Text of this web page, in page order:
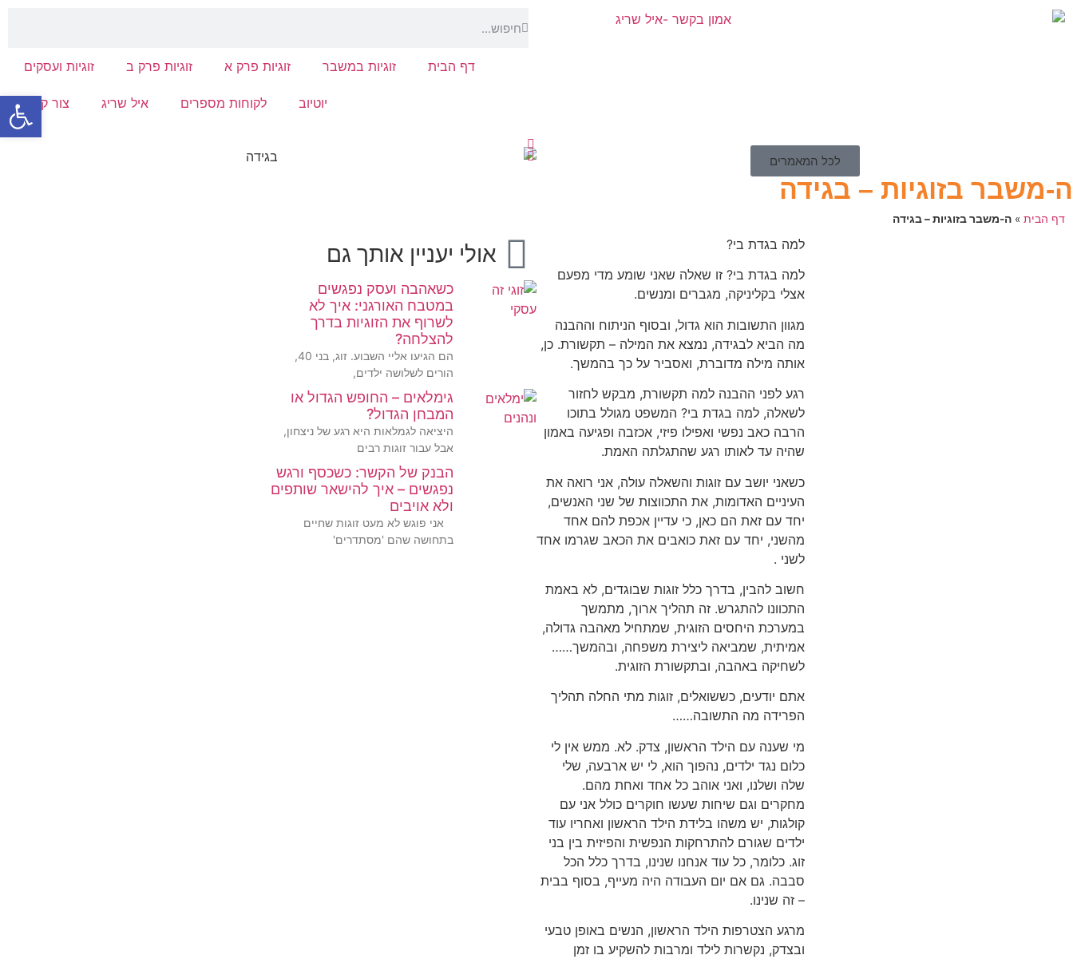
דף הבית זוגיות במשבר זוגיות פרק א זוגיות פרק ב זוגיות ועסקים
יוטיוב לקוחות מספרים איל שריג צור קשר
לכל המאמרים
ה-משבר בזוגיות – בגידה
דף הבית » ה-משבר בזוגיות – בגידה
למה בגדת בי?
למה בגדת בי? זו שאלה שאני שומע מדי מפעם
אצלי בקליניקה, מגברים ומנשים.
מגוון התשובות הוא גדול, ובסוף הניתוח וההבנה
מה הביא לבגידה, נמצא את המילה – תקשורת. כן,
אותה מילה מדוברת, ואסביר על כך בהמשך.
רגע לפני ההבנה למה תקשורת, מבקש לחזור
לשאלה, למה בגדת בי? המשפט מגולל בתוכו
הרבה כאב נפשי ואפילו פיזי, אכזבה ופגיעה באמון
שהיה עד לאותו רגע שהתגלתה האמת.
כשאני יושב עם זוגות והשאלה עולה, אני רואה את
העיניים האדומות, את התכווצות של שני האנשים,
יחד עם זאת הם כאן, כי עדיין אכפת להם אחד
מהשני, יחד עם זאת כואבים את הכאב שגרמו אחד
לשני .
חשוב להבין, בדרך כלל זוגות שבוגדים, לא באמת
התכוונו להתגרש. זה תהליך ארוך, מתמשך
במערכת היחסים הזוגית, שמתחיל מאהבה גדולה,
אמיתית, שמביאה ליצירת משפחה, ובהמשך……
לשחיקה באהבה, ובתקשורת הזוגית.
אתם יודעים, כששואלים, זוגות מתי החלה תהליך
הפרידה מה התשובה……
מי שענה עם הילד הראשון, צדק. לא. ממש אין לי
כלום נגד ילדים, נהפוך הוא, לי יש ארבעה, שלי
שלה ושלנו, ואני אוהב כל אחד ואחת מהם.
מחקרים וגם שיחות שעשו חוקרים כולל אני עם
קולגות, יש משהו בלידת הילד הראשון ואחריו עוד
ילדים שגורם להתרחקות הנפשית והפיזית בין בני
זוג. כלומר, כל עוד אנחנו שנינו, בדרך כלל הכל
סבבה. גם אם יום העבודה היה מעייף, בסוף בבית
– זה שנינו.
מרגע הצטרפות הילד הראשון, הנשים באופן טבעי
ובצדק, נקשרות לילד ומרבות להשקיע בו זמן
אולי יעניין אותך גם
כשאהבה ועסק נפגשים
במטבח האורגני: איך לא
לשרוף את הזוגיות בדרך
להצלחה?
הם הגיעו אליי השבוע. זוג, בני 40,
הורים לשלושה ילדים,
גימלאים – החופש הגדול או
המבחן הגדול?
היציאה לגמלאות היא רגע של ניצחון,
אבל עבור זוגות רבים
הבנק של הקשר: כשכסף ורגש
נפגשים – איך להישאר שותפים
ולא אויבים
אני פוגש לא מעט זוגות שחיים
בתחושה שהם 'מסתדרים'
פתח